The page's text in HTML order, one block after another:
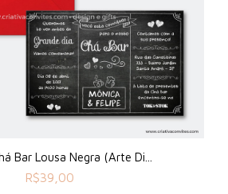
Bar Lousa Negra (Arte Di...
R$39,00